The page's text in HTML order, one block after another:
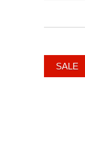
SALE